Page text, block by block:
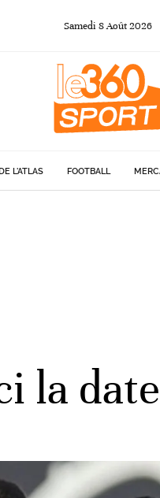
Samedi 8Août2026
L'ATLAS FOOTBALL
la